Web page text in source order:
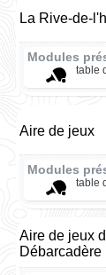
La Rive-de-
Modules
table
Aire de jeux
Modules
table
Aire de jeux
Débarcadère